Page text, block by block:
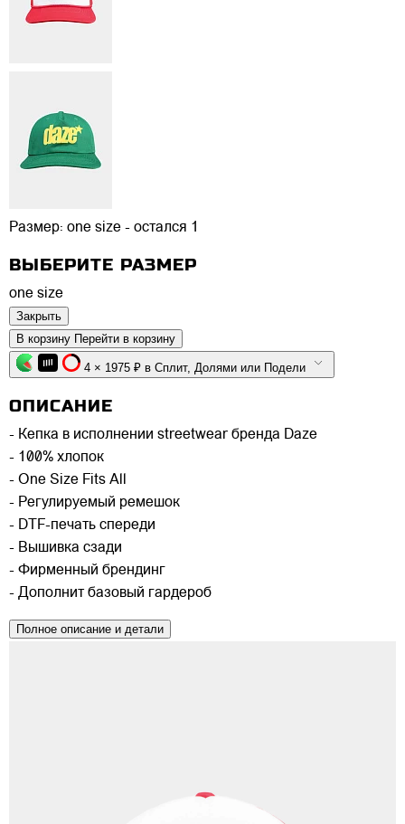
Размер: one size - остался 1
ВЫБЕРИТЕ РАЗМЕР
one size
Закрыть
В корзину Перейти в корзину
4 × 1975 ₽ в Сплит, Долями или Подели
ОПИСАНИЕ
- Кепка в исполнении streetwear бренда Daze
- 100% хлопок
- One Size Fits All
- Регулируемый ремешок
- DTF-печать спереди
- Вышивка сзади
- Фирменный брендинг
- Дополнит базовый гардероб
Полное описание и детали